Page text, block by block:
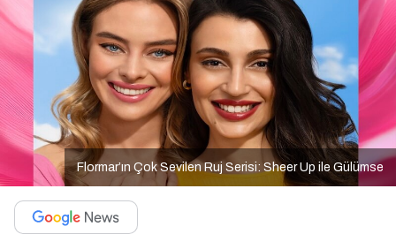
Flormar’ın Çok Sevilen Ruj Serisi: Sheer Up ile Gülümse